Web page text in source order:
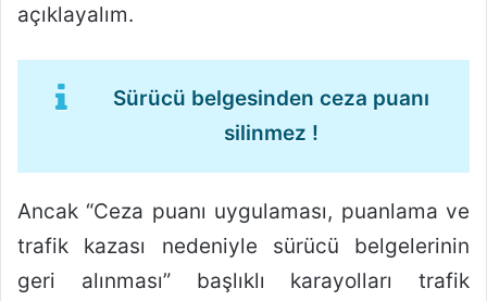
açıklayalım.
Sürücü belgesinden ceza puanı
silinmez !
Ancak “Ceza puanı uygulaması, puanlama ve
trafik kazası nedeniyle sürücü belgelerinin
geri alınması” başlıklı karayolları trafik